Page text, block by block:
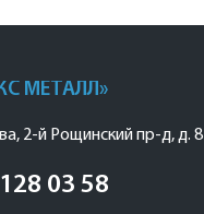
МЕТАЛЛ»
, 2-й Рощинский пр-д, д. 8
03 58